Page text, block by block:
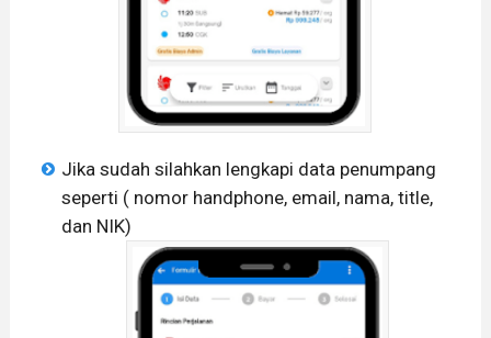
Jika sudah silahkan lengkapi data penumpang
seperti ( nomor handphone, email, nama, title,
dan NIK)